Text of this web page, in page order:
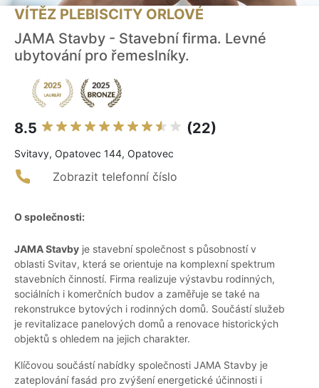
VÍTĚZ PLEBISCITY ORLOVÉ
JAMA Stavby - Stavební firma. Levné
ubytování pro řemeslníky.
8.5 (22)
Svitavy, Opatovec 144, Opatovec
Zobrazit telefonní číslo
O společnosti:
JAMA Stavby je stavební společnost s působností v
oblasti Svitav, která se orientuje na komplexní spektrum
stavebních činností. Firma realizuje výstavbu rodinných,
sociálních i komerčních budov a zaměřuje se také na
rekonstrukce bytových i rodinných domů. Součástí služeb
je revitalizace panelových domů a renovace historických
objektů s ohledem na jejich charakter.
Klíčovou součástí nabídky společnosti JAMA Stavby je
zateplování fasád pro zvýšení energetické účinnosti i